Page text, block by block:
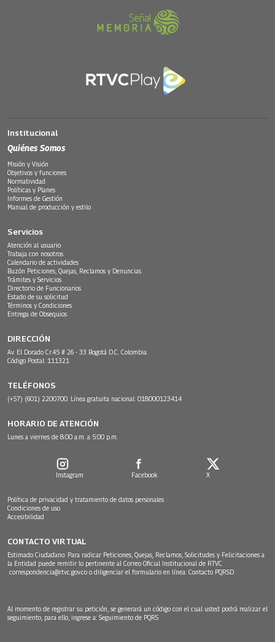
Institucional
Quiénes Somos
Misión y Visión
Objetivos y funciones
Normatividad
Políticas y Planes
Informes de Gestión
Manual de producción y estilo
Servicios
Atención al usuario
Trabaja con nosotros
Calendario de actividades
Buzón Peticiones, Quejas, Reclamos y Denuncias
Trámites y Servicios
Directorio de Funcionarios
Estado de su solicitud
Términos y Condiciones
Entrega de Obsequios
DIRECCIÓN
Av. El Dorado Cr.45 # 26 - 33 Bogotá D.C. Colombia.
Código Postal: 111321
TELÉFONOS
(+57) (601) 2200700. Línea gratuita nacional: 018000123414
HORARIO DE ATENCIÓN
Lunes a viernes de 8:00 a.m. a 5:00 p.m.
Instagram Facebook X
Política de privacidad y tratamiento de datos personales
Condiciones de uso
Accesibilidad
CONTACTO VIRTUAL
Estimado Ciudadano: Para radicar Peticiones, Quejas, Reclamos, Solicitudes y Felicitaciones a
la Entidad puede remitir lo pertinente al Correo Oficial Institucional de RTVC
correspondencia@rtvc.gov.co o diligenciar el formulario en línea: Contacto PQRSD.
Al momento de registrar su petición, se generará un código con el cual usted podrá realizar el
seguimiento, para ello, ingrese a: Seguimiento de PQRS